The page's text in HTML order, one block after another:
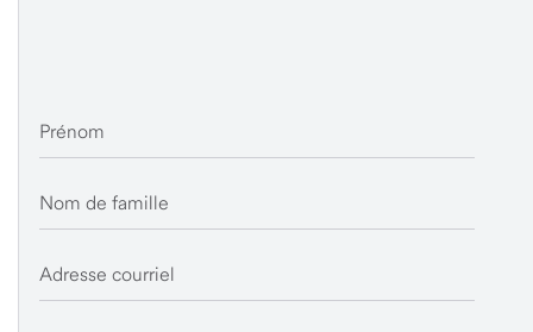
Prénom
Nom de famille
Adresse courriel